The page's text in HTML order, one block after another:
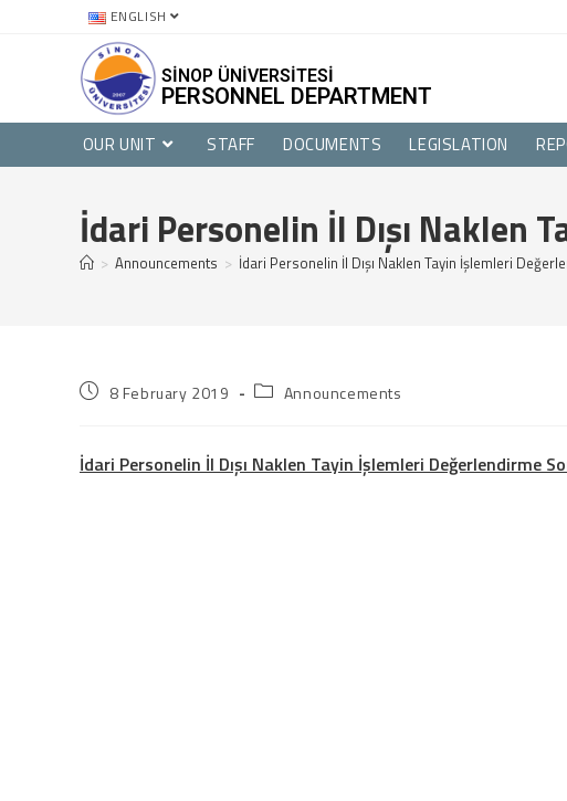
ENGLISH
SİNOP ÜNİVERSİTESİ
PERSONNEL DEPARTMENT
OUR UNIT STAFF DOCUMENTS LEGISLATION
İdari Personelin İl Dışı Naklen
> Announcements > İdari Personelin İl Dışı Naklen Tayin İşlemleri
8 February 2019 Announcements
İdari Personelin İl Dışı Naklen Tayin İşlemleri Değerlendirme